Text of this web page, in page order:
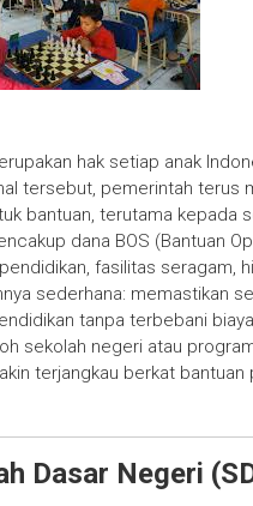
hak setiap anak
tersebut, pemerintah terus
bantuan, terutama kepada
dana BOS (Bantuan
fasilitas seragam,
sederhana: memastikan
tanpa terbebani
sekolah negeri atau
terjangkau berkat bantuan
Dasar Negeri